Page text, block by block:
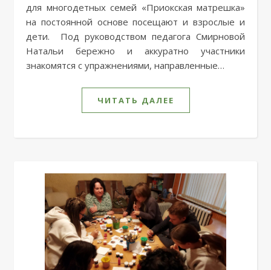
для многодетных семей «Приокская матрешка»
на постоянной основе посещают и взрослые и
дети. Под руководством педагога Смирновой
Натальи бережно и аккуратно участники
знакомятся с упражнениями, направленные…
ЧИТАТЬ ДАЛЕЕ